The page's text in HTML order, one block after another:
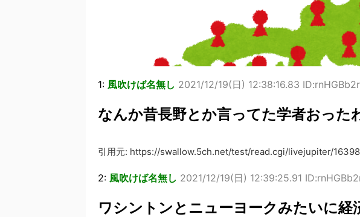
1: 風吹けば名無し 2021/12/19(日) 12:38:16.83
なんか昔長野とか言ってた学者おった
引用元: https://swallow.5ch.net/test/read.cgi/livejupiter/
2: 風吹けば名無し 2021/12/19(日) 12:39:25.91
ワシントンとニューヨークみたいに経